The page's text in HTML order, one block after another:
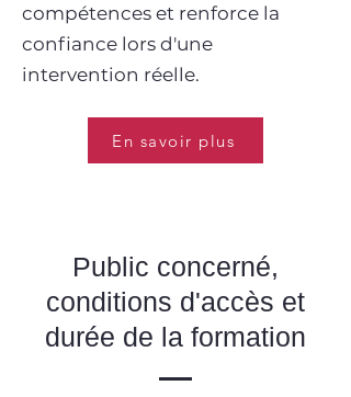
compétences et renforce la
confiance lors d'une
intervention réelle.
En savoir plus
Public concerné,
conditions d'accès et
durée de la formation